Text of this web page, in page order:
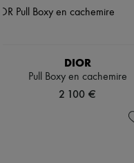
DIOR
Pull Boxy en cachemire
2 100 €